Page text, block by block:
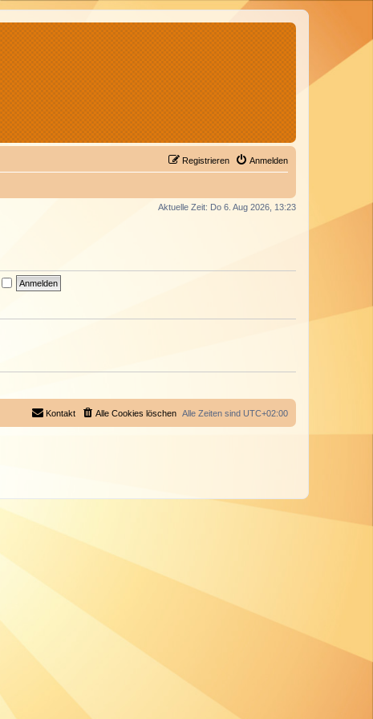
Anmelden
Registrieren
Aktuelle Zeit: Do 6. Aug 2026, 13:23
Alle Zeiten sind UTC+02:00
Alle Cookies löschen
Kontakt